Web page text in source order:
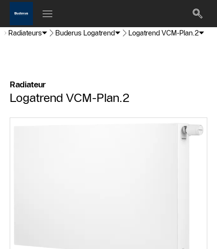
Radiateurs Buderus Logatrend Logatrend VCM-Plan.2
Radiateur
Logatrend VCM-Plan.2